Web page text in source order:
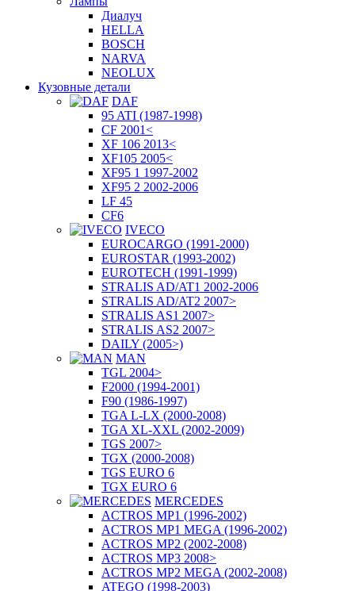
Диалуч
HELLA
BOSCH
NARVA
NEOLUX
Кузовные детали
DAF
95 ATI (1987-1998)
CF 2001<
XF 106 2013<
XF105 2005<
XF95 1 1997-2002
XF95 2 2002-2006
LF 45
CF6
IVECO
EUROCARGO (1991-2000)
EUROSTAR (1993-2002)
EUROTECH (1991-1999)
STRALIS AD/AT1 2002-2006
STRALIS AD/AT2 2007>
STRALIS AS1 2007>
STRALIS AS2 2007>
DAILY (2005>)
MAN
TGL 2004>
F2000 (1994-2001)
F90 (1986-1997)
TGA L-LX (2000-2008)
TGA XL-XXL (2002-2009)
TGS 2007>
TGX (2000-2008)
TGS EURO 6
TGX EURO 6
MERCEDES
ACTROS MP1 (1996-2002)
ACTROS MP1 MEGA (1996-2002)
ACTROS MP2 (2002-2008)
ACTROS MP3 2008>
ACTROS MP2 MEGA (2002-2008)
ATEGO (1998-2003)